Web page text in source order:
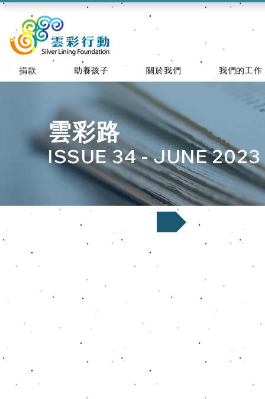
捐款 助養孩子 關於我們 我們的工作
​雲彩路
ISSUE 34 - JUNE 2023